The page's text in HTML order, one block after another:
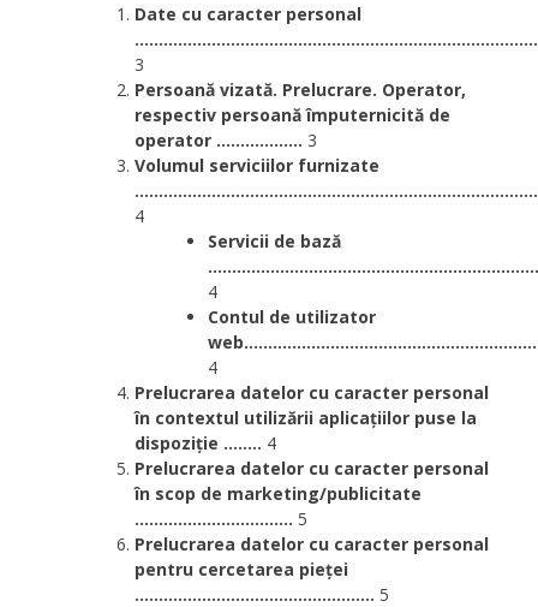
Date cu caracter personal
3
Persoană vizată. Prelucrare. Operator,
respectiv persoană împuternicită de
operator .................. 3
Volumul serviciilor furnizate
4
Servicii de bază
4
Contul de utilizator
4
Prelucrarea datelor cu caracter personal
în contextul utilizării aplicațiilor puse la
dispoziție ........ 4
Prelucrarea datelor cu caracter personal
în scop de marketing/publicitate
................................. 5
Prelucrarea datelor cu caracter personal
pentru cercetarea pieței
.................................................. 5